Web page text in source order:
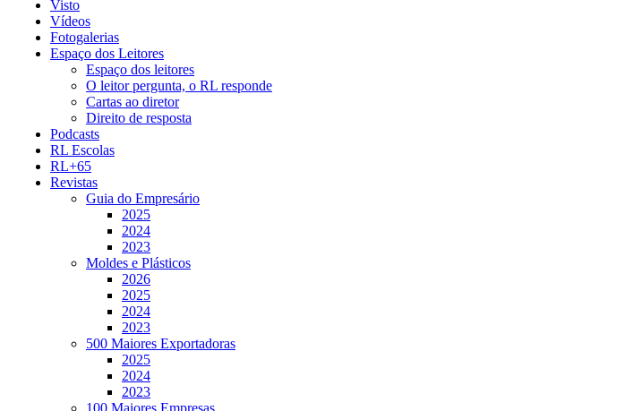
Visto
Vídeos
Fotogalerias
Espaço dos Leitores
Espaço dos leitores
O leitor pergunta, o RL responde
Cartas ao diretor
Direito de resposta
Podcasts
RL Escolas
RL+65
Revistas
Guia do Empresário
2025
2024
2023
Moldes e Plásticos
2026
2025
2024
2023
500 Maiores Exportadoras
2025
2024
2023
100 Maiores Empresas